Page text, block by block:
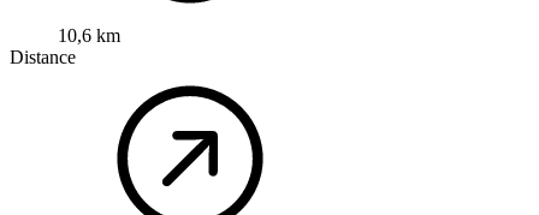
10,6 km
Distance